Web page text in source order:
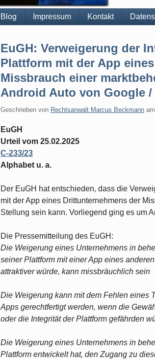
Blog Impressum Kontakt
EuGH: Verweigerung der
Plattform mit der App
Missbrauch einer
Android Auto von Google /
Geschrieben von Rechtsanwalt Marcus Beckmann am
EuGH
Urteil vom 25.02.2025
C-233/23
Alphabet u. a.
Der EuGH hat entschieden, dass die
mit der App eines Drittunternehmens der
Stellung sein kann. Vorliegend ging es um
Die Pressemitteilung des EuGH:
Die Weigerung eines Unternehmens in
seiner Plattform mit einer App eines
attraktiver würde, kann missbräuchlich sein
Die Weigerung kann mit dem Fehlen eines
Apps gerechtfertigt werden, wenn die
oder die Integrität der Plattform gefährden
Die Weigerung eines Unternehmens in
Plattform entwickelt hat, den Zugang zu